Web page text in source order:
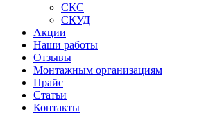
СКС
СКУД
Акции
Наши работы
Отзывы
Монтажным организациям
Прайс
Статьи
Контакты